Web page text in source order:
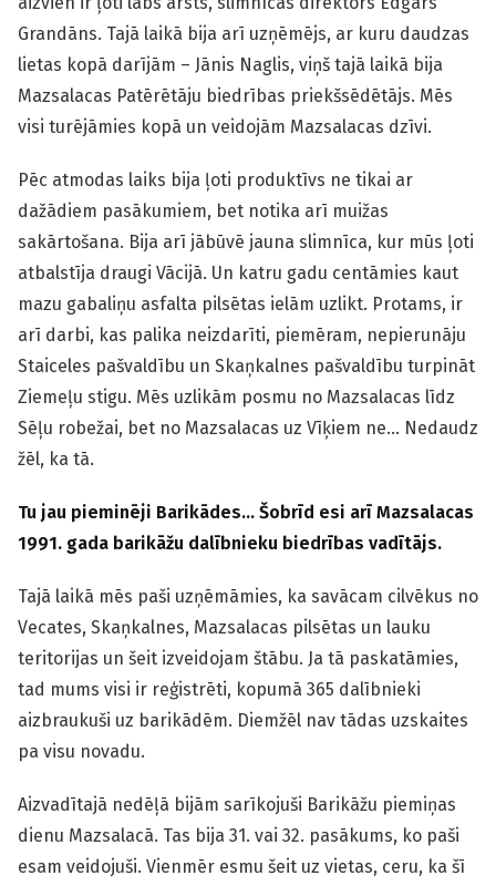
Grandāns. Tajā laikā bija arī uzņēmējs, ar kuru daudzas
lietas kopā darījām – Jānis Naglis, viņš tajā laikā bija
Mazsalacas Patērētāju biedrības priekšsēdētājs. Mēs
visi turējāmies kopā un veidojām Mazsalacas dzīvi.
Pēc atmodas laiks bija ļoti produktīvs ne tikai ar
dažādiem pasākumiem, bet notika arī muižas
sakārtošana. Bija arī jābūvē jauna slimnīca, kur mūs ļoti
atbalstīja draugi Vācijā. Un katru gadu centāmies kaut
mazu gabaliņu asfalta pilsētas ielām uzlikt. Protams, ir
arī darbi, kas palika neizdarīti, piemēram, nepierunāju
Staiceles pašvaldību un Skaņkalnes pašvaldību turpināt
Ziemeļu stigu. Mēs uzlikām posmu no Mazsalacas līdz
Sēļu robežai, bet no Mazsalacas uz Vīķiem ne… Nedaudz
žēl, ka tā.
Tu jau pieminēji Barikādes… Šobrīd esi arī Mazsalacas
1991. gada barikāžu dalībnieku biedrības vadītājs.
Tajā laikā mēs paši uzņēmāmies, ka savācam cilvēkus no
Vecates, Skaņkalnes, Mazsalacas pilsētas un lauku
teritorijas un šeit izveidojam štābu. Ja tā paskatāmies,
tad mums visi ir reģistrēti, kopumā 365 dalībnieki
aizbraukuši uz barikādēm. Diemžēl nav tādas uzskaites
pa visu novadu.
Aizvadītajā nedēļā bijām sarīkojuši Barikāžu piemiņas
dienu Mazsalacā. Tas bija 31. vai 32. pasākums, ko paši
esam veidojuši. Vienmēr esmu šeit uz vietas, ceru, ka šī